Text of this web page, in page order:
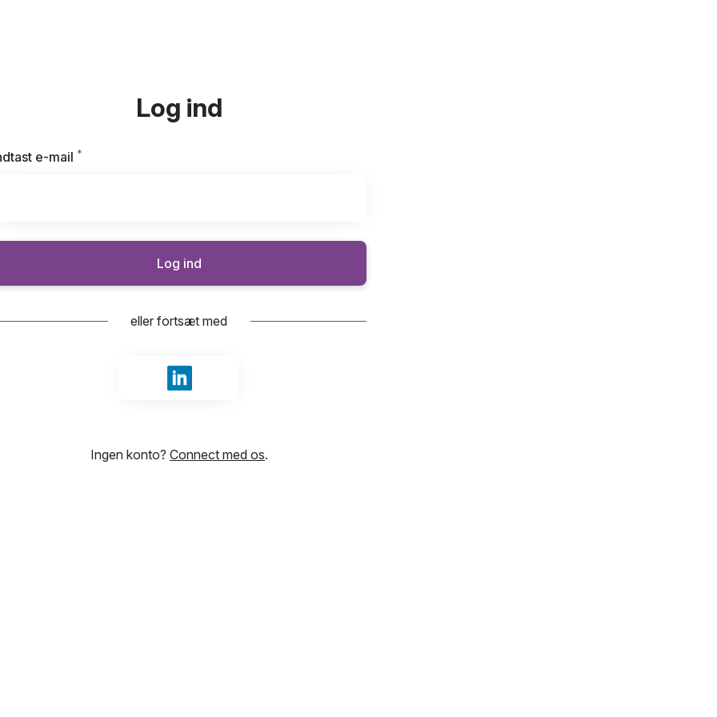
Log ind
e-mail *
Log ind
eller fortsæt med
Log ind med LinkedIn
Ingen konto? Connect med os.